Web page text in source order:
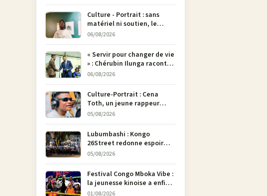
Culture - Portrait : sans
matériel ni soutien, le
dessinateur Justin
son crayon
06/08/2026
« Servir pour changer de vie
» : Chérubin Ilunga raconte
le parcours du député
Tshimbu en 137 pages
06/08/2026
Culture-Portrait : Cena
Toth, un jeune rappeur
déterminé à faire entendre
05/08/2026
Lubumbashi : Kongo
26Street redonne espoir
aux enfants de la rue par
05/08/2026
Festival Congo Mboka Vibe :
la jeunesse kinoise a enfin
sa plateforme de culture
01/08/2026